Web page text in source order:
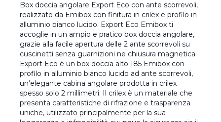
Box doccia angolare Export Eco con ante scorrevoli,
realizzato da Emibox con finitura in crilex e profilo in
alluminio bianco lucido. Export Eco Emibox ti
accoglie in un ampio e pratico box doccia angolare,
grazie alla facile apertura delle 2 ante scorrevoli su
cuscinetti senza guarnizioni ne chiusura magnetica.
Export Eco è un box doccia alto 185 Emibox con
profilo in alluminio bianco lucido ad ante scorrevoli,
un’elegante cabina angolare prodotta in crilex
spesso solo 2 millimetri. Il crilex è un materiale che
presenta caratteristiche di rifrazione e trasparenza
uniche, utilizzato principalmente per la sua